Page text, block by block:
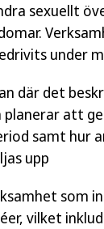
sexuellt
under
där det
planerar att
samt hur
upp
som
vilket